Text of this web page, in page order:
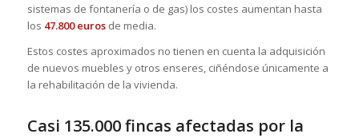
sistemas de fontanería o de gas) los costes aumentan hasta
los 47.800 euros de media.
Estos costes aproximados no tienen en cuenta la adquisición
de nuevos muebles y otros enseres, ciñéndose únicamente a
la rehabilitación de la vivienda.
Casi 135.000 fincas afectadas por la